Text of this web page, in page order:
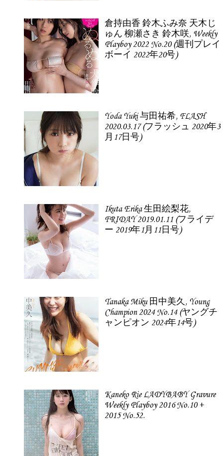
倉持由香 鈴木ふみ奈 天木じ
ゅん 柳瀬さき 鈴木咲, Weekly
Playboy 2022 No.20 (週刊プレイ
ボーイ 2022年20号)
Yoda Yuki 与田祐希, FLASH
2020.03.17 (フラッシュ 2020年3
月17日号)
Ikuta Erika 生田絵梨花,
FRIDAY 2019.01.11 (フライデ
ー 2019年1月11日号)
Tanaka Miku 田中美久, Young
Champion 2024 No.14 (ヤングチ
ャンピオン 2024年14号)
Kaneko Rie LADYBABY Gravure
Weekly Playboy 2016 No.10 +
2015 No.52.